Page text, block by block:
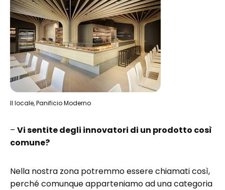
Il locale, Panificio Moderno
– Vi sentite degli innovatori di un prodotto così
comune?
Nella nostra zona potremmo essere chiamati così,
perché comunque apparteniamo ad una categoria